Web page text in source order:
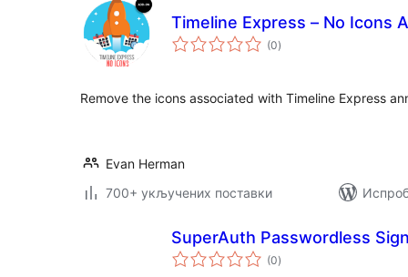
Timeline Express – No Icons
(0укупних
оцена
)
Remove the icons associated with Timeline Express
Evan Herman
700+ укључених поставки
SuperAuth Passwordless
(0укупних
оцена
)